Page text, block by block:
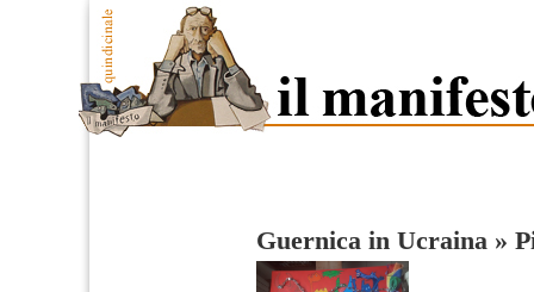
Guernica in Ucraina »